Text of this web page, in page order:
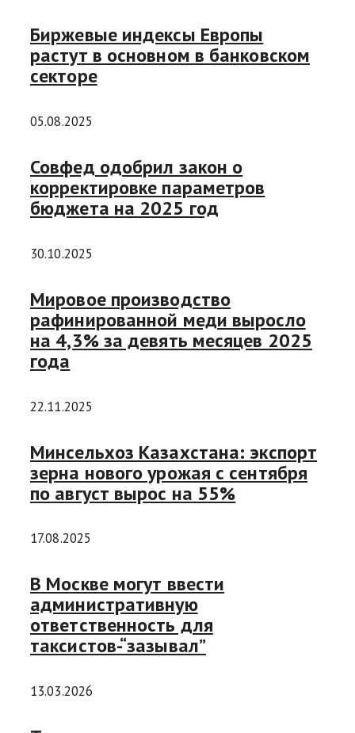
Биржевые индексы Европы
растут в основном в банковском
секторе
05.08.2025
Совфед одобрил закон о
корректировке параметров
бюджета на 2025 год
30.10.2025
Мировое производство
рафинированной меди выросло
на 4,3% за девять месяцев 2025
года
22.11.2025
Минсельхоз Казахстана: экспорт
зерна нового урожая с сентября
по август вырос на 55%
17.08.2025
В Москве могут ввести
административную
ответственность для
таксистов-“зазывал”
13.03.2026